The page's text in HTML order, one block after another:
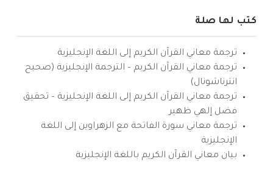
كتب لها صلة
ترجمة معاني القرآن الكريم إلى اللغة الإنجليزية
ترجمة معاني القرآن الكريم – الترجمة الإنجليزية (صحيح
انترناشونال)
ترجمة معاني القرآن الكريم إلى اللغة الإنجليزية – تحقيق
فضل إلهي ظهير
ترجمة معاني سورة الفاتحة مع الزهراوين إلى اللغة
الإنجليزية
بيان معاني القرآن الكريم باللغة الإنجليزية